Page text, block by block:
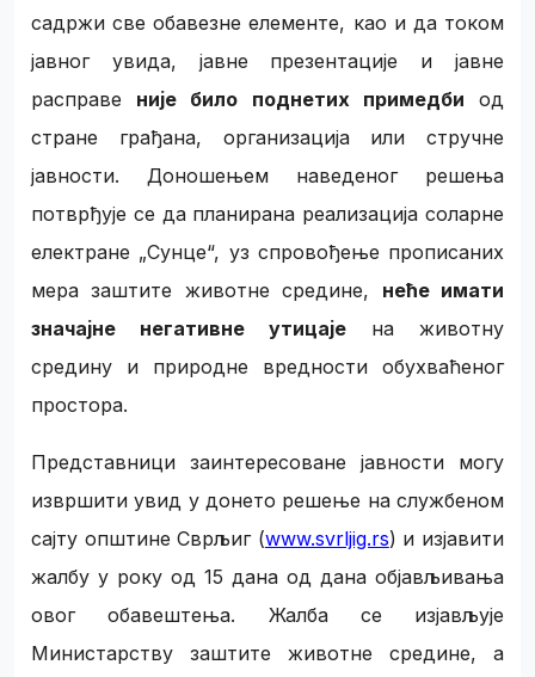
садржи све обавезне елементе, као и да током
јавног увида, јавне презентације и јавне
расправе није било поднетих примедби од
стране грађана, организација или стручне
јавности. Доношењем наведеног решења
потврђује се да планирана реализација соларне
електране „Сунце“, уз спровођење прописаних
мера заштите животне средине, неће имати
значајне негативне утицаје на животну
средину и природне вредности обухваћеног
простора.
Представници заинтересоване јавности могу
извршити увид у донето решење на службеном
сајту општине Сврљиг (www.svrljig.rs) и изјавити
жалбу у року од 15 дана од дана објављивања
овог обавештења. Жалба се изјављује
Министарству заштите животне средине, а